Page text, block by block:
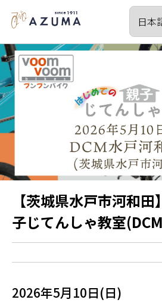
【茨城県水戸市河和
子じてんしゃ教室
2026年5月10日(日)